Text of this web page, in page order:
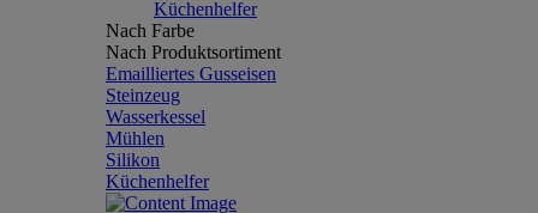
Küchenhelfer
Nach Farbe
Nach Produktsortiment
Emailliertes Gusseisen
Steinzeug
Wasserkessel
Mühlen
Silikon
Küchenhelfer